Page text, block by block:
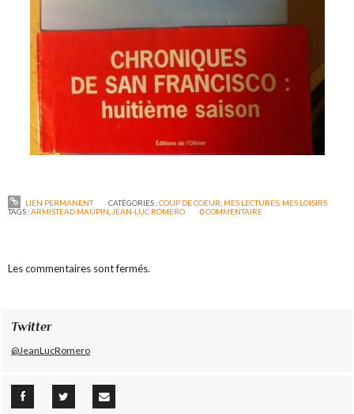
LIEN PERMANENT CATÉGORIES :COUP DE COEUR MES LECTURES, MES LOISIRS
TAGS :ARMISTEAD MAUPIN JEAN-LUC ROMERO 0COMMENTAIRE
Les commentaires sont fermés.
Twitter
@JeanLucRomero